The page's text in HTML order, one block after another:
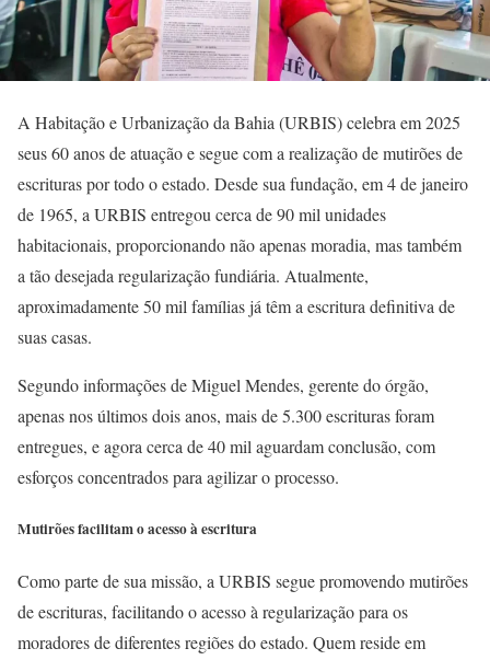
A Habitação e Urbanização da Bahia (URBIS) celebra em 2025
seus 60 anos de atuação e segue com a realização de mutirões de
escrituras por todo o estado. Desde sua fundação, em 4 de janeiro
de 1965, a URBIS entregou cerca de 90 mil unidades
habitacionais, proporcionando não apenas moradia, mas também
a tão desejada regularização fundiária. Atualmente,
aproximadamente 50 mil famílias já têm a escritura definitiva de
suas casas.
Segundo informações de Miguel Mendes, gerente do órgão,
apenas nos últimos dois anos, mais de 5.300 escrituras foram
entregues, e agora cerca de 40 mil aguardam conclusão, com
esforços concentrados para agilizar o processo.
Mutirões facilitam o acesso à escritura
Como parte de sua missão, a URBIS segue promovendo mutirões
de escrituras, facilitando o acesso à regularização para os
moradores de diferentes regiões do estado. Quem reside em